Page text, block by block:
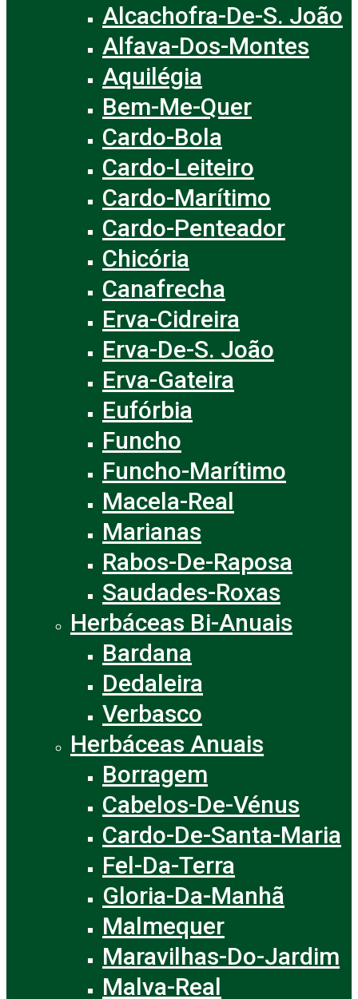
Alcachofra-De-S. João
Alfava-Dos-Montes
Aquilégia
Bem-Me-Quer
Cardo-Bola
Cardo-Leiteiro
Cardo-Marítimo
Cardo-Penteador
Chicória
Canafrecha
Erva-Cidreira
Erva-De-S. João
Erva-Gateira
Eufórbia
Funcho
Funcho-Marítimo
Macela-Real
Marianas
Rabos-De-Raposa
Saudades-Roxas
Herbáceas Bi-Anuais
Bardana
Dedaleira
Verbasco
Herbáceas Anuais
Borragem
Cabelos-De-Vénus
Cardo-De-Santa-Maria
Fel-Da-Terra
Gloria-Da-Manhã
Malmequer
Maravilhas-Do-Jardim
Malva-Real